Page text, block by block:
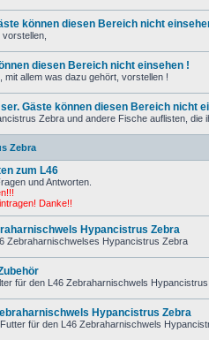
können diesen Bereich nicht
diesen Bereich nicht einsehen !
mit allem was dazu gehört, vorstellen !
Gäste können diesen Bereich nicht
Zebra und andere Fische auflisten, die
Zebra
zum L46
und Antworten.
Danke!!
Hypancistrus Zebra
Zebraharnischwelses Hypancistrus Zebra
für den L46 Zebraharnischwels
Hypancistrus Zebra
für den L46 Zebraharnischwels